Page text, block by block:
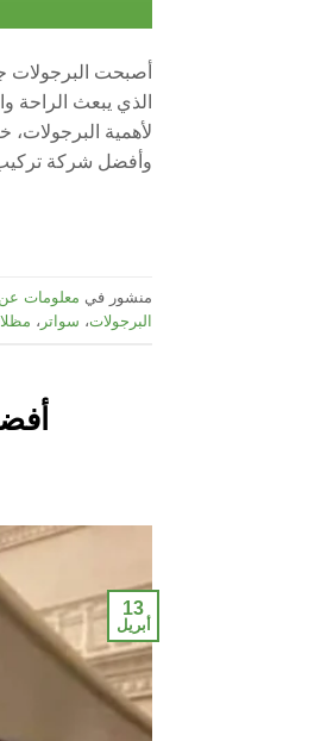
أصبحت البرجولات
الذي يبعث الراحة
لأهمية
وأفضل شركة
منشور في معلومات
البرجولات، سواتر ،
13
أبريل